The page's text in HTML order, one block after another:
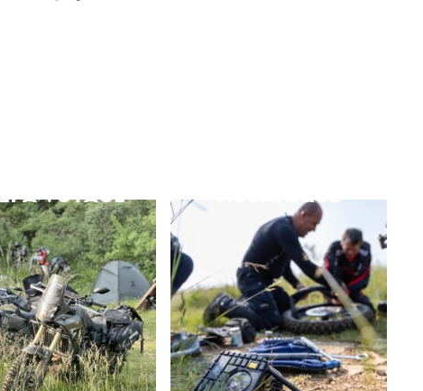
VOYAGE MÉCANIQUE